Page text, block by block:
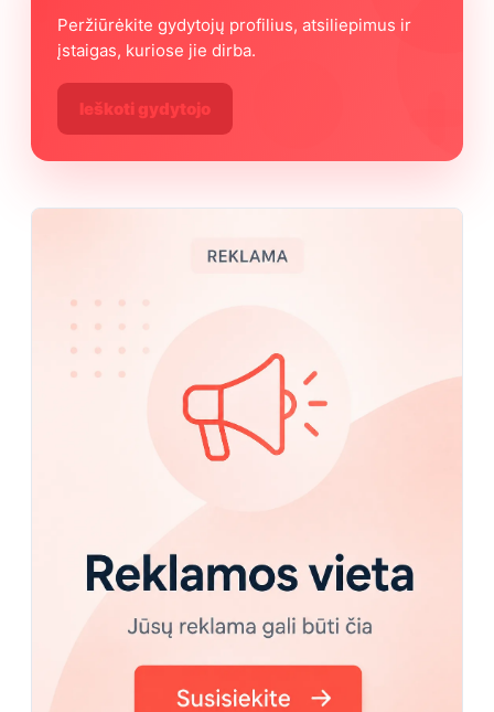
Peržiūrėkite gydytojų profilius, atsiliepimus ir
įstaigas, kuriose jie dirba.
Ieškoti gydytojo